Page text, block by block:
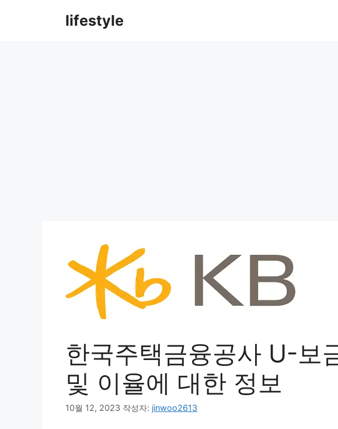
lifestyle
한국주택금융공사 U-보
및 이율에 대한 정보
10월 12, 2023 작성자: jinwoo2613